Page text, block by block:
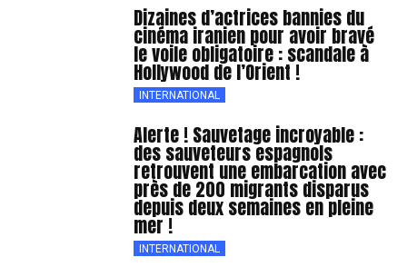
Dizaines d’actrices bannies du
cinéma iranien pour avoir bravé
le voile obligatoire : scandale à
Hollywood de l’Orient !
INTERNATIONAL
Alerte ! Sauvetage incroyable :
des sauveteurs espagnols
retrouvent une embarcation avec
près de 200 migrants disparus
depuis deux semaines en pleine
mer !
INTERNATIONAL